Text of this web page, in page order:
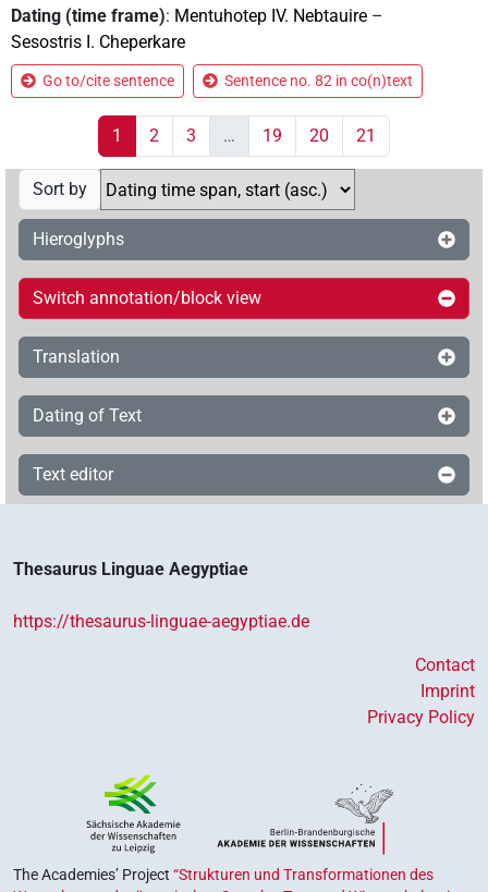
Dating (time frame): Mentuhotep IV. Nebtauire –
Sesostris I. Cheperkare
Go to/cite sentence Sentence no. 82 in co(n)text
1 2 3 … 19 20 21
Sort by
Hieroglyphs
Switch annotation/block view
Translation
Dating of Text
Text editor
Thesaurus Linguae Aegyptiae
https://thesaurus-linguae-aegyptiae.de
Contact
Imprint
Privacy Policy
The Academies’ Project “Strukturen und Transformationen des